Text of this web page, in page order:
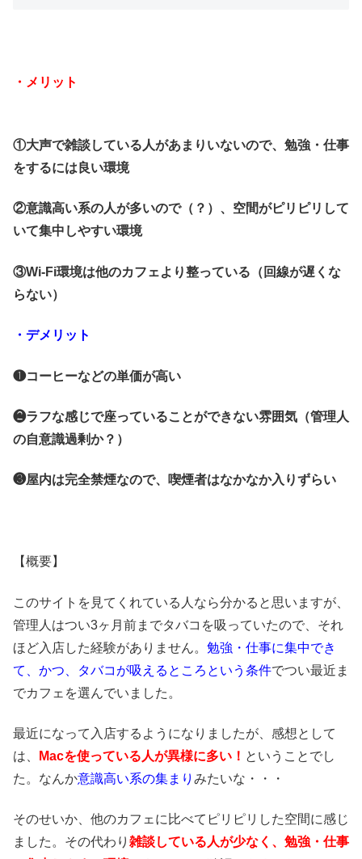
・メリット
①大声で雑談している人があまりいないので、勉強・仕事
をするには良い環境
②意識高い系の人が多いので（？）、空間がピリピリして
いて集中しやすい環境
③Wi-Fi環境は他のカフェより整っている（回線が遅くな
らない）
・デメリット
❶コーヒーなどの単価が高い
❷ラフな感じで座っていることができない雰囲気（管理人
の自意識過剰か？）
❸屋内は完全禁煙なので、喫煙者はなかなか入りずらい
【概要】
このサイトを見てくれている人なら分かると思いますが、
管理人はつい3ヶ月前までタバコを吸っていたので、それ
ほど入店した経験がありません。 勉強・仕事に集中でき
て、かつ、タバコが吸えるところという条件でつい最近ま
でカフェを選んでいました。
最近になって入店するようになりましたが、感想として
は、
Macを使っている人が異様に多い！ ということでし
た。なんか意識高い系の集まり みたいな・・・
そのせいか、他のカフェに比べてピリピリした空間に感じ
ました。その代わり 雑談している人が少なく、勉強・仕事